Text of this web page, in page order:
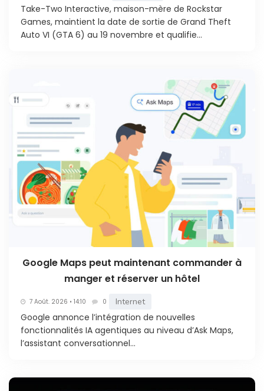
Take-Two Interactive, maison-mère de Rockstar
Games, maintient la date de sortie de Grand Theft
Auto VI (GTA 6) au 19 novembre et qualifie...
Google Maps peut maintenant commander à
manger et réserver un hôtel
7 Août. 2026 • 14:10 0 Internet
Google annonce l’intégration de nouvelles
fonctionnalités IA agentiques au niveau d’Ask Maps,
l’assistant conversationnel...